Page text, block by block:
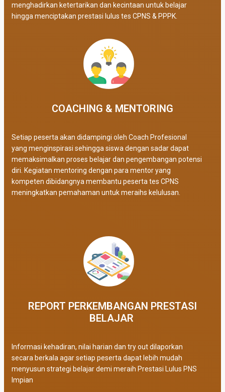
menghadirkan ketertarikan dan kecintaan untuk belajar
hingga menciptakan prestasi lulus tes CPNS & PPPK.
COACHING & MENTORING
Setiap peserta akan didampingi oleh Coach Profesional
yang menginspirasi sehingga siswa dengan sadar dapat
memaksimalkan proses belajar dan pengembangan potensi
diri. Kegiatan mentoring dengan para mentor yang
kompeten dibidangnya membantu peserta tes CPNS
meningkatkan pemahaman untuk meraihs kelulusan.
REPORT PERKEMBANGAN PRESTASI
BELAJAR ​
Informasi kehadiran, nilai harian dan try out dilaporkan
secara berkala agar setiap peserta dapat lebih mudah
menyusun strategi belajar demi meraih Prestasi Lulus PNS
Impian